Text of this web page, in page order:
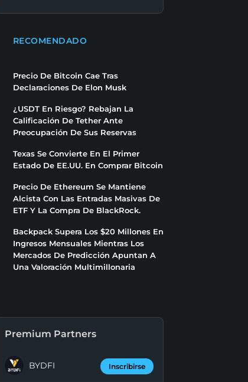
RECOMENDADO
Precio De Bitcoin Cae Tras
Declaraciones De Elon Musk
¿USDT En Riesgo? Rebajan La
Calificación De Tether Ante
Preocupación De Sus Reservas
Texas Se Convierte En El Primer
Estado De EE.UU. En Comprar Bitcoin
Precio De Ethereum Se Mantiene
Alcista Con Las Entradas Masivas De
ETF Y La Compra De BlackRock.
Backpack Supera Los $20 Millones En
Ingresos Mensuales Mientras Los
Mercados De Predicción Apuntan A
Una Valoración Multimillonaria
Premium Partners
BYDFI Inscribirse